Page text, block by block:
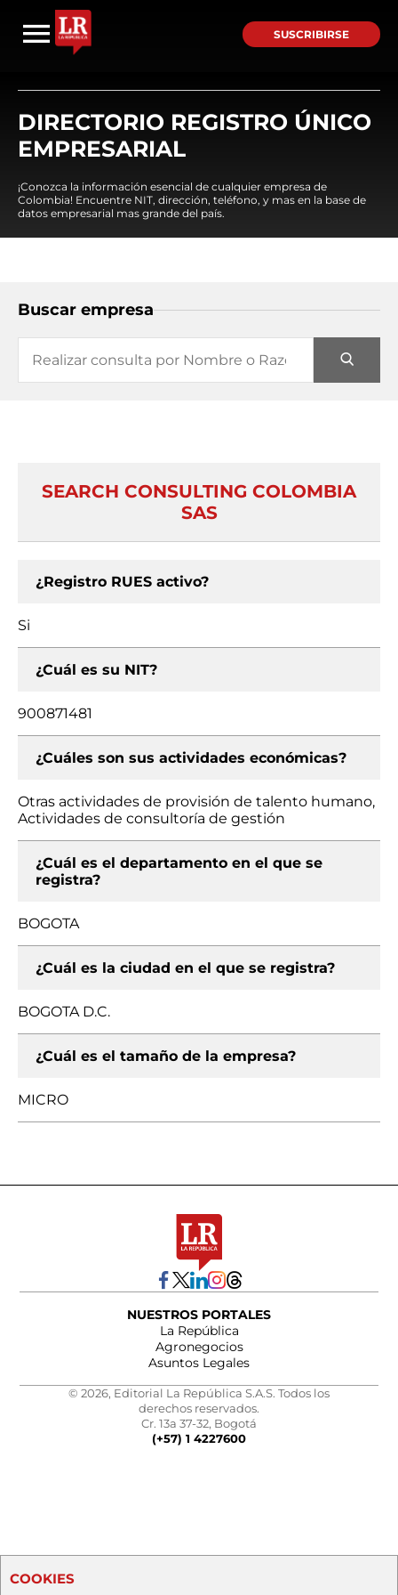
SUSCRIBIRSE
DIRECTORIO REGISTRO ÚNICO
EMPRESARIAL
¡Conozca la información esencial de cualquier empresa de
Colombia! Encuentre NIT, dirección, teléfono, y mas en la base de
datos empresarial mas grande del país.
Buscar empresa
SEARCH CONSULTING COLOMBIA
SAS
¿Registro RUES activo?
Si
¿Cuál es su NIT?
900871481
¿Cuáles son sus actividades económicas?
Otras actividades de provisión de talento humano,
Actividades de consultoría de gestión
¿Cuál es el departamento en el que se
registra?
BOGOTA
¿Cuál es la ciudad en el que se registra?
BOGOTA D.C.
¿Cuál es el tamaño de la empresa?
MICRO
NUESTROS PORTALES
La República
Agronegocios
Asuntos Legales
© 2026, Editorial La República S.A.S. Todos los
derechos reservados.
Cr. 13a 37-32, Bogotá
(+57) 1 4227600
COOKIES